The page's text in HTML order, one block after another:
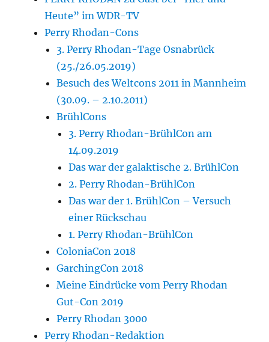
Heute” im WDR-TV
Perry Rhodan-Cons
3. Perry Rhodan-Tage Osnabrück
(25./26.05.2019)
Besuch des Weltcons 2011 in Mannheim
(30.09. – 2.10.2011)
BrühlCons
3. Perry Rhodan-BrühlCon am
14.09.2019
Das war der galaktische 2. BrühlCon
2. Perry Rhodan-BrühlCon
Das war der 1. BrühlCon – Versuch
einer Rückschau
1. Perry Rhodan-BrühlCon
ColoniaCon 2018
GarchingCon 2018
Meine Eindrücke vom Perry Rhodan
Gut-Con 2019
Perry Rhodan 3000
Perry Rhodan-Redaktion